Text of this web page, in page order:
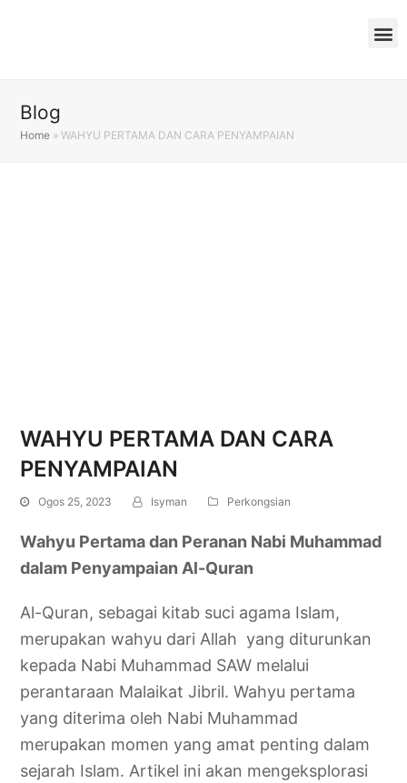
Blog
Home »WAHYU PERTAMA DAN CARA PENYAMPAIAN
WAHYU PERTAMA DAN CARA
PENYAMPAIAN
Ogos 25, 2023 Isyman Perkongsian
Wahyu Pertama dan Peranan Nabi Muhammad
dalam Penyampaian Al-Quran
Al-Quran, sebagai kitab suci agama Islam,
merupakan wahyu dari Allah yang diturunkan
kepada Nabi Muhammad SAW melalui
perantaraan Malaikat Jibril. Wahyu pertama
yang diterima oleh Nabi Muhammad
merupakan momen yang amat penting dalam
sejarah Islam. Artikel ini akan mengeksplorasi